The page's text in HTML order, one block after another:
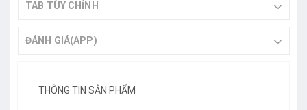
TAB TÙY CHỈNH
ĐÁNH GIÁ(APP)
THÔNG TIN SẢN PHẨM